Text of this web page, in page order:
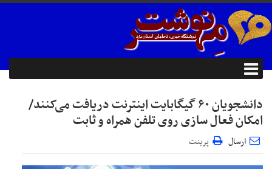
دانشجویان ۶۰ گیگابایت اینترنت دریافت می‌کنند/
امکان فعال سازی روی تلفن همراه و ثابت
ارسال پرینت